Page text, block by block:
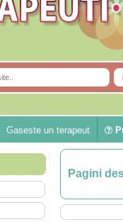
Gaseste un terapeut
Pagini